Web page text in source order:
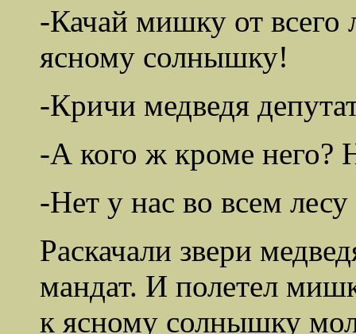
-Качай мишку от всего
ясному солнышку!
-Кричи медведя
-А кого ж кроме него?
-Нет у нас во всем лесу
Раскачали звери
мандат. И полетел
к ясному солнышку